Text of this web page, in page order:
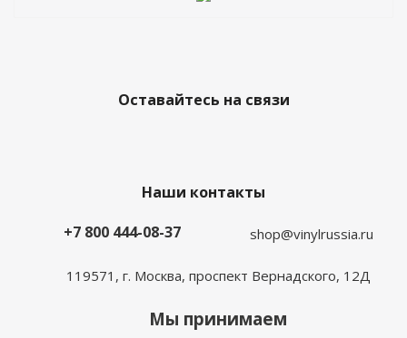
Оставайтесь на связи
Наши контакты
+7 800 444-08-37
shop@vinylrussia.ru
119571, г. Москва, проспект Вернадского, 12Д
Мы принимаем